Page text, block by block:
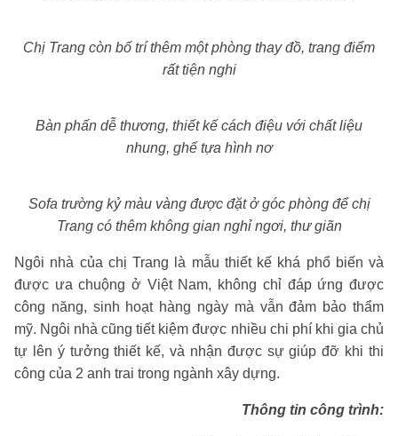
Chị Trang còn bố trí thêm một phòng thay đồ, trang điểm
rất tiện nghi
Bàn phấn dễ thương, thiết kế cách điệu với chất liệu
nhung, ghế tựa hình nơ
Sofa trường kỷ màu vàng được đặt ở góc phòng để chị
Trang có thêm không gian nghỉ ngơi, thư giãn
Ngôi nhà của chị Trang là mẫu thiết kế khá phổ biến và
được ưa chuộng ở Việt Nam, không chỉ đáp ứng được
công năng, sinh hoạt hàng ngày mà vẫn đảm bảo thẩm
mỹ. Ngôi nhà cũng tiết kiệm được nhiều chi phí khi gia chủ
tự lên ý tưởng thiết kế, và nhận được sự giúp đỡ khi thi
công của 2 anh trai trong ngành xây dựng.
Thông tin công trình: